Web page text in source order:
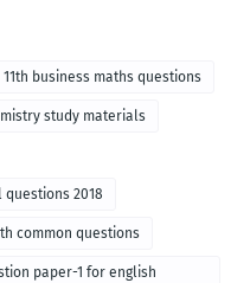
11th business maths questions
study materials
2018
common questions
paper-1 for english